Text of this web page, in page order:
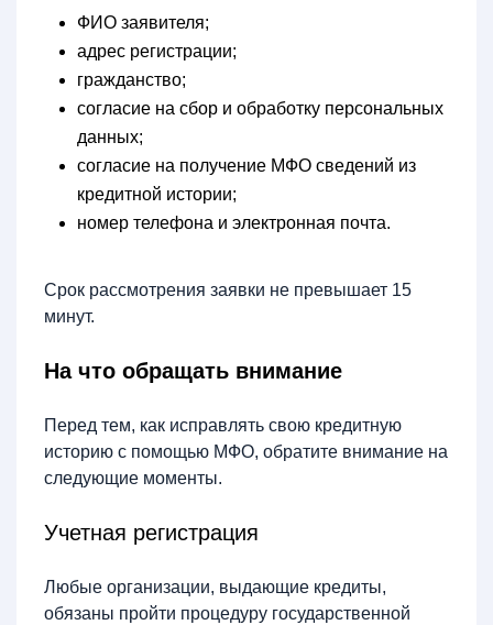
ФИО заявителя;
адрес регистрации;
гражданство;
согласие на сбор и обработку персональных
данных;
согласие на получение МФО сведений из
кредитной истории;
номер телефона и электронная почта.
Срок рассмотрения заявки не превышает 15
минут.
На что обращать внимание
Перед тем, как исправлять свою кредитную
историю с помощью МФО, обратите внимание на
следующие моменты.
Учетная регистрация
Любые организации, выдающие кредиты,
обязаны пройти процедуру государственной